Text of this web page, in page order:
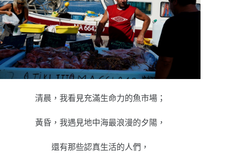
清晨，我看見充滿生命力的魚市場；
黃昏，我遇見地中海最浪漫的夕陽，
還有那些認真生活的人們，